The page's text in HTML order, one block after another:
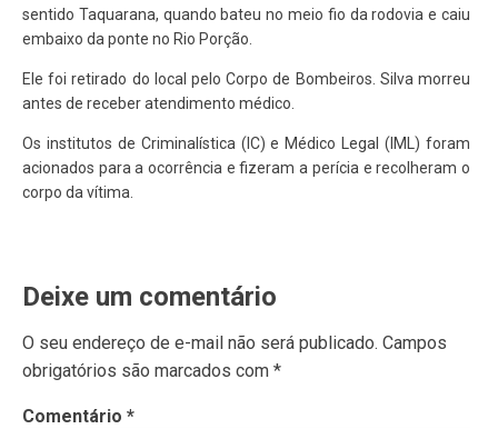
sentido Taquarana, quando bateu no meio fio da rodovia e caiu
embaixo da ponte no Rio Porção.
Ele foi retirado do local pelo Corpo de Bombeiros. Silva morreu
antes de receber atendimento médico.
Os institutos de Criminalística (IC) e Médico Legal (IML) foram
acionados para a ocorrência e fizeram a perícia e recolheram o
corpo da vítima.
Deixe um comentário
O seu endereço de e-mail não será publicado. Campos
obrigatórios são marcados com *
Comentário *